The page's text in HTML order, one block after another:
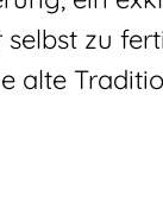
selbst zu
alte